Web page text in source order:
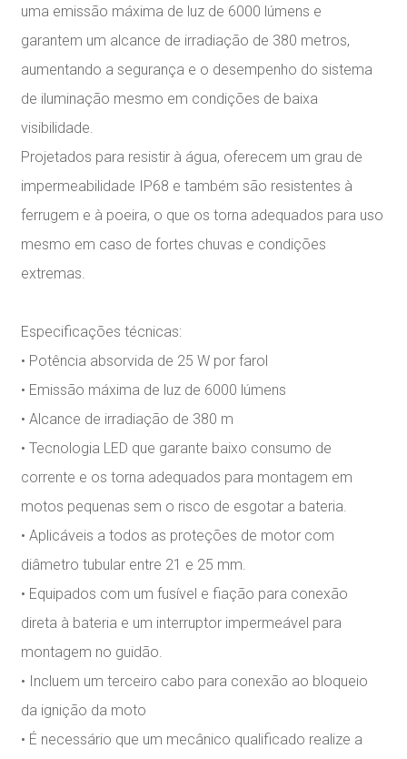
uma emissão máxima de luz de 6000 lúmens e
garantem um alcance de irradiação de 380 metros,
aumentando a segurança e o desempenho do sistema
de iluminação mesmo em condições de baixa
visibilidade.
Projetados para resistir à água, oferecem um grau de
impermeabilidade IP68 e também são resistentes à
ferrugem e à poeira, o que os torna adequados para uso
mesmo em caso de fortes chuvas e condições
extremas.
Especificações técnicas:
• Potência absorvida de 25 W por farol
• Emissão máxima de luz de 6000 lúmens
• Alcance de irradiação de 380 m
• Tecnologia LED que garante baixo consumo de
corrente e os torna adequados para montagem em
motos pequenas sem o risco de esgotar a bateria.
• Aplicáveis a todos as proteções de motor com
diâmetro tubular entre 21 e 25 mm.
• Equipados com um fusível e fiação para conexão
direta à bateria e um interruptor impermeável para
montagem no guidão.
• Incluem um terceiro cabo para conexão ao bloqueio
da ignição da moto
• É necessário que um mecânico qualificado realize a